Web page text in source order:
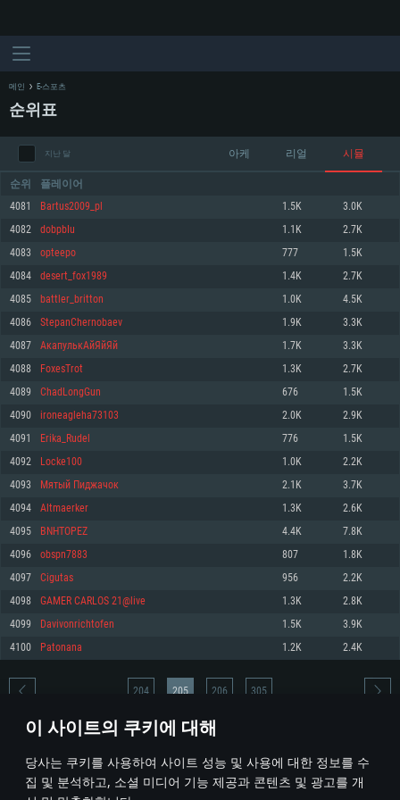
이 사이트의 쿠키에 대해
당사는 쿠키를 사용하여 사이트 성능 및 사용에 대한 정보를 수
집 및 분석하고, 소셜 미디어 기능 제공과 콘텐츠 및 광고를 개
최소사양
운영체제: Windows 10 (64 bit)
프로세서: 2.2 GHz 듀얼코어 이상
메모리: 4GB
그래픽 카드: DirectX 11 이상을 지원하는 AMD Radeon 77XX / NVIDIA
GeForce GT 660. 최소 사양 해상도: 720p
네트워크: 브로드밴드 인터넷
여유 저장 공간: 22.1 GB (최소 클라이언트)
권장 사양
570 혹은 그 이상
여유 저장 공간: 62.2 GB (전체 클라이언트)
최소사양
운영체제: Mac OS Big Sur 11.0
프로세서: 최소 2.2 GHz의 Core i5 (Intel Xeon 은 지원하지 않습니다)
메모리: 6 GB
그래픽 카드: Metal 을 지원하는 Intel Iris Pro 5200 (Mac), 혹은 이와 비슷한 성
능을 가지는 Mac 버전의 AMD/Nvidia. 최소 해상도: 720p
네트워크: 브로드밴드 인터넷
여유 저장 공간: 22.1 GB (최소 클라이언트)
권장 사양
네트워크: 브로드밴드 인터넷
여유 저장 공간: 62.2 GB (전체 클라이언트)
최소사양
운영체제: 64bit Linux 중 최신 버전
프로세서: 2.4 GHz 듀얼코어
메모리: 4 GB
그래픽 카드: Vulkan 을 지원하고, 최신 그래픽 드라이버를 지원하는 NVIDIA
660 (6개월 미만) 혹은 그와 동급의 성능을 가지며 최신 그래픽 드라이버를 지
원하는 AMD (6개월 미만; 최소사양 지원 해상도 720p)
네트워크: 브로드밴드 인터넷
여유 저장 공간: 22.1 GB (최소 클라이언트)
권장 사양
운영체제: Ubuntu 20.04 64bit
프로세서: Intel Core i7
메모리: 16 GB
그래픽 카드: Vulkan 을 지원하고, 최신 그래픽 드라이버를 지원하는 NVIDIA
1060 (6개월 미만) 혹은 그와 동급의 성능을 가지며 최신 그래픽 드라이버를
지원하는 AMD RX 570 (6개월 미만; 최소사양 지원 해상도 720p) 이상
여유 저장 공간: 62.2 GB (전체 클라이언트)
메인 E-스포츠
순위표
지난 달 아케 리얼 시뮬
순위 플레이어
4081 Bartus2009_pl 1.5K 3.0K
4082 dobpbIu 1.1K 2.7K
4083 opteepo 777 1.5K
4084 desert_fox1989 1.4K 2.7K
4085 battler_britton 1.0K 4.5K
4086 StepanChernobaev 1.9K 3.3K
4087 АкапулькАйЯйЯй 1.7K 3.3K
4088 FoxesTrot 1.3K 2.7K
4089 ChadLongGun 676 1.5K
4090 ironeagleha73103 2.0K 2.9K
4091 Erika_Rudel 776 1.5K
4092 Locke100 1.0K 2.2K
4093 Мятый Пиджачок 2.1K 3.7K
4094 Altmaerker 1.3K 2.6K
4095 BNHTOPEZ 4.4K 7.8K
4096 obspn7883 807 1.8K
4097 Cigutas 956 2.2K
4098 GAMER CARLOS 21@live 1.3K 2.8K
4099 Davivonrichtofen 1.5K 3.9K
4100 Patonana 1.2K 2.4K
* 순위표는 매일 1회 갱신됩니다
204 205 206 305